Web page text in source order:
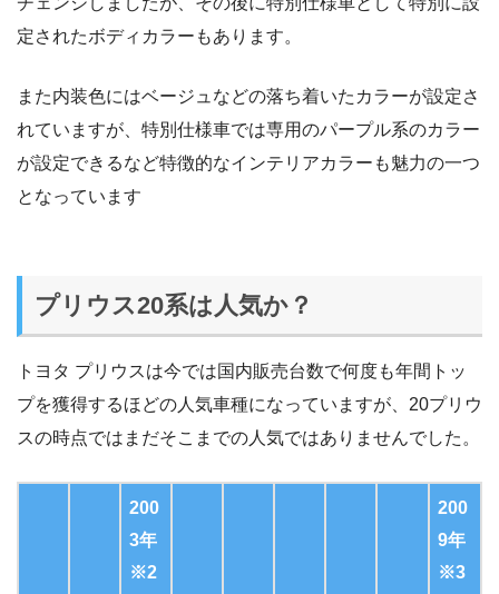
定されたボディカラーもあります。
また内装色にはベージュなどの落ち着いたカラーが設定さ
れていますが、特別仕様車では専用のパープル系のカラー
が設定できるなど特徴的なインテリアカラーも魅力の一つ
となっています
プリウス20系は人気か？
トヨタ プリウスは今では国内販売台数で何度も年間トッ
プを獲得するほどの人気車種になっていますが、20プリウ
スの時点ではまだそこまでの人気ではありませんでした。
200
3年
※2
200
9年
※3